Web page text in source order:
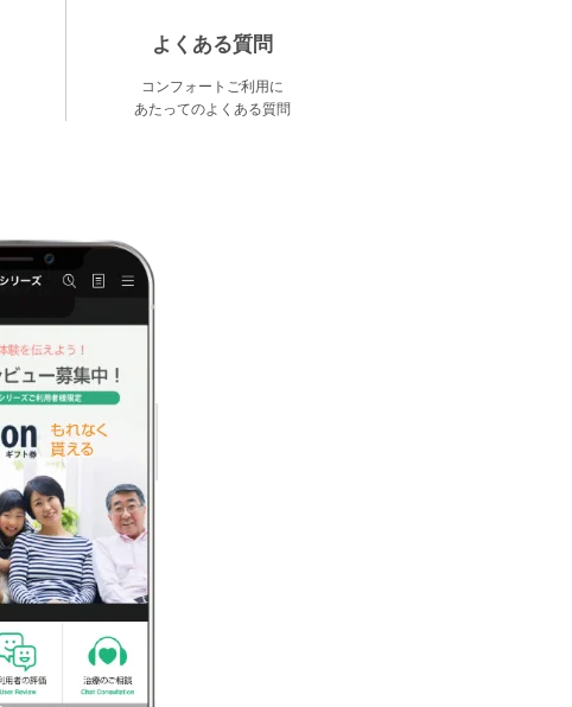
よくある質問
コンフォートご利用に
あたってのよくある質問